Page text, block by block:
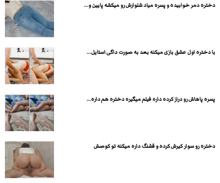
دختره دمر خوابیده و پسره میاد شلوارش رو میکشه پایین و...
با دختره اول عشق بازی میکنه بعد به صورت داگی استایل...
پسره پاهاش رو دراز کرده داره فیلم میگیره دختره هم داره...
دختره رو سوار کیرش کرده و قشنگ داره میکنه تو کوصش